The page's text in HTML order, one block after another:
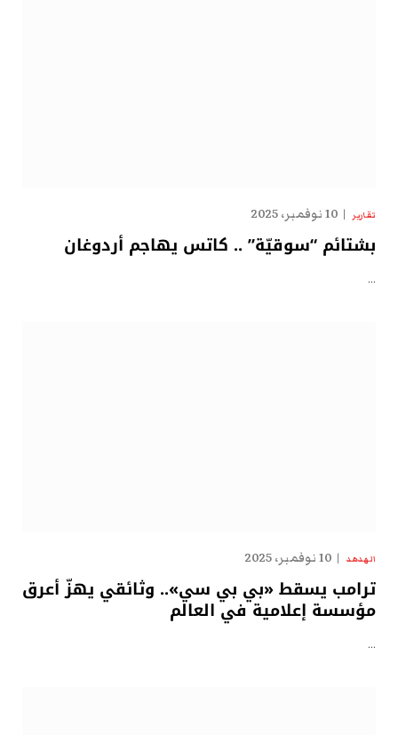
تقارير 10 نوفمبر، 2025
بشتائم “سوقيّة” .. كاتس يهاجم أردوغان
…
الهدهد 10 نوفمبر، 2025
ترامب يسقط «بي بي سي».. وثائقي يهزّ أعرق
مؤسسة إعلامية في العالم
…